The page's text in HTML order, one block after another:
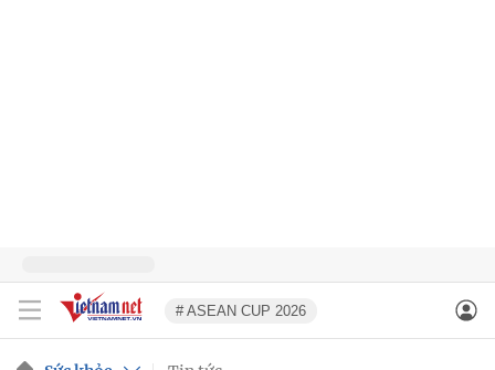
# ASEAN CUP 2026